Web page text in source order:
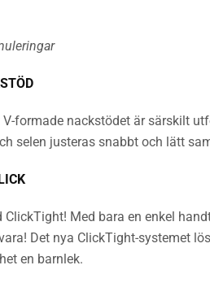
formade nackstödet är särskilt
selen justeras snabbt och lätt
ClickTight! Med bara en enkel
Det nya ClickTight-systemet
en barnlek.